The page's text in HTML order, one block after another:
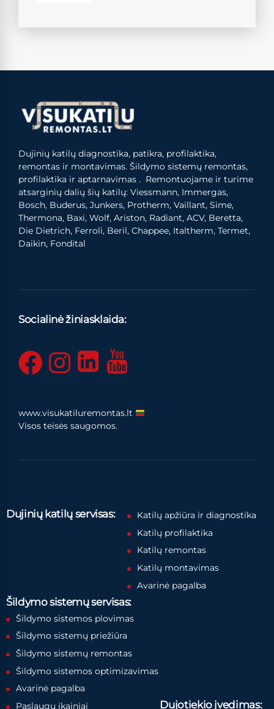
Dujinių katilų diagnostika, patikra, profilaktika,
remontas ir montavimas. Šildymo sistemų remontas,
profilaktika ir aptarnavimas . Remontuojame ir turime
atsarginių dalių šių katilų: Viessmann, Immergas,
Bosch, Buderus, Junkers, Protherm, Vaillant, Sime,
Thermona, Baxi, Wolf, Ariston, Radiant, ACV, Beretta,
Die Dietrich, Ferroli, Beril, Chappee, Italtherm, Termet,
Daikin, Fondital
Socialinė žiniasklaida:
www.visukatiluremontas.lt
Visos teisės saugomos.
Dujinių katilų servisas:
Katilų apžiūra ir diagnostika
Katilų profilaktika
Katilų remontas
Katilų montavimas
Avarinė pagalba
Šildymo sistemų servisas:
Šildymo sistemos plovimas
Šildymo sistemų priežiūra
Šildymo sistemų remontas
Šildymo sistemos optimizavimas
Avarinė pagalba
Paslaugų įkainiai
Dujotiekio įvedimas: